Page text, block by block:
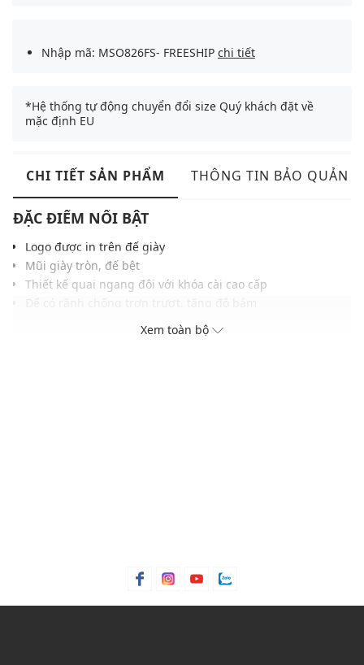
Nhập mã: MSO826FS- FREESHIP chi tiết
*Hệ thống tự động chuyển đổi size Quý khách đặt về
mặc định EU
CHI TIẾT SẢN PHẨM THÔNG TIN BẢO QUẢN
ĐẶC ĐIỂM NỔI BẬT
Logo được in trên đế giày
Mũi giày tròn, đế bệt
Thiết kế quai ngang đôi với khóa cài cao cấp
Gam màu hiện đại dễ dàng phối với nhiều trang phục và
Xem toàn bộ